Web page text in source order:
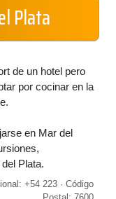
Plata
de un hotel pero
por cocinar en la
en Mar del
Plata.
+54 223 · Código